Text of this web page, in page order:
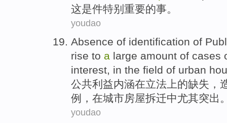
这是件特别重要的事 。
youdao
Absence of identification of
rise to a large amount of cases
interest, in the field of urban
公共利益内涵在立法 上的缺失 ，
例
，在城市房屋拆迁中尤其突出
youdao